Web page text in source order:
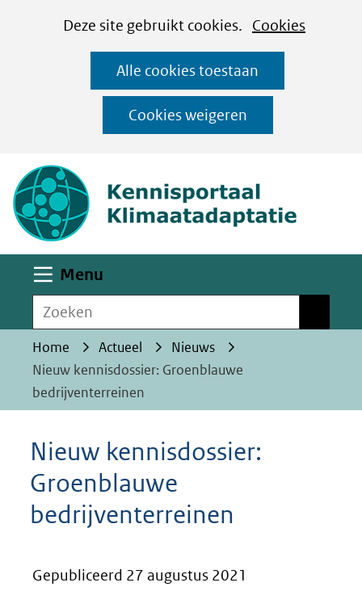
CookiesDeze site gebruikt cookies. Cookies
op
deze
website
worden
toegestaan
geweigerd.
Alle cookies toestaan
Cookies weigeren
Ga
naar
de
inhoud
Menu
Zoeken
Home Actueel
Nieuws
Nieuw kennisdossier: Groenblauwe
bedrijventerreinen
Nieuw kennisdossier:
Groenblauwe
bedrijventerreinen
Gepubliceerd 27 augustus 2021